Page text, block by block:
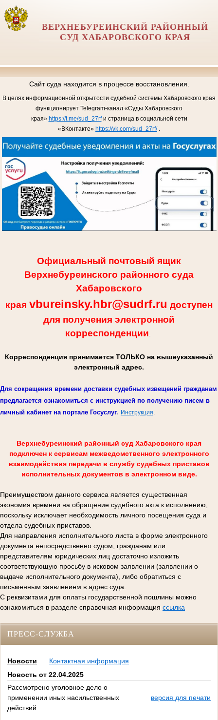
ВЕРХНЕБУРЕИНСКИЙ РАЙОННЫЙ
СУД ХАБАРОВСКОГО КРАЯ
Сайт суда находится в процессе восстановления.
В целях информационной открытости судебной системы Хабаровского края
функционирует Telegram-канал «Суды Хабаровского
края» https://t.me/sud_27rfи страница в социальной сети
«ВКонтакте» https://vk.com/sud_27rf/.
Официальный почтовый ящик
Верхнебуреинского районного суда
Хабаровского
края vbureinsky.hbr@sudrf.ru доступен
для получения электронной
корреспонденции
Корреспонденция принимается ТОЛЬКО на вышеуказанный
электронный адрес.
Для сокращения времени доставки судебных извещений гражданам
предлагается ознакомиться с инструкцией по получению писем в
личный кабинет на портале Госуслуг. Инструкция.
Верхнебуреинский районный суд Хабаровского края
подключен к сервисам межведомственного электронного
взаимодействия передачи в службу судебных приставов
исполнительных документов в электронном виде.
Преимуществом данного сервиса является существенная
экономия времени на обращение судебного акта к исполнению,
поскольку исключает необходимость личного посещения суда и
отдела судебных приставов.
Для направления исполнительного листа в форме электронного
документа непосредственно судом, гражданам или
представителям юридических лиц достаточно изложить
соответствующую просьбу в исковом заявлении (заявлении о
выдаче исполнительного документа), либо обратиться с
письменным заявлением в адрес суда.
С реквизитами для оплаты государственной пошлины можно
ознакомиться в разделе справочная информация ссылка
ПРЕСС-СЛУЖБА
Новости
Контактная информация
Новость от 22.04.2025
Рассмотрено уголовное дело о
применении иных насильственных
действий
версия для печати